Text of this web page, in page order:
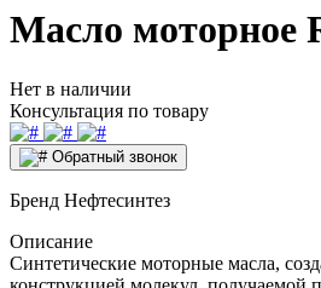
Масло моторное
Нет в наличии
Консультация по товару
Обратный звонок
Бренд Нефтесинтез
Описание
Синтетические моторные масла,